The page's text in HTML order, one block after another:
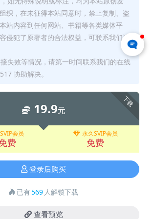
织，在未征得本站同意时，禁止复制、盗
站内容到任何网站、书籍等各类媒体平
侵犯了原著者的合法权益，可联系我们进
失效等情况，请第一时间联系我们的在线
协助解决。
下载
19.9元
SVIP会员
费
永久SVIP会员
免费
登录后购买
已有569 人解锁下载
查看预览